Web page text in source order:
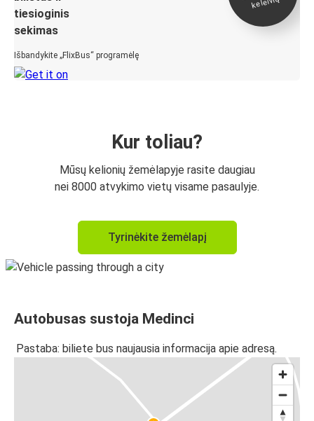
tiesioginis
sekimas
Išbandykite „FlixBus“ programėlę
Kur toliau?
Mūsų kelionių žemėlapyje rasite daugiau
nei 8000 atvykimo vietų visame pasaulyje.
Tyrinėkite žemėlapį
Autobusas sustoja Medinci
Pastaba: biliete bus naujausia informacija apie adresą.